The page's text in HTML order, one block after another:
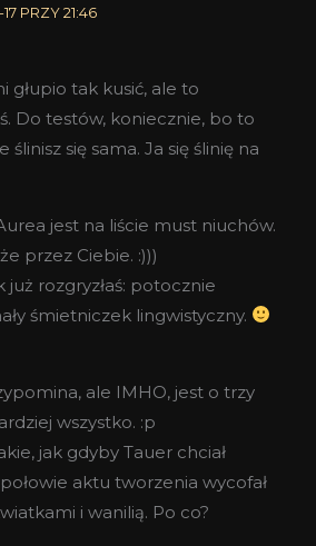
PRZY 21:46
głupio tak kusić, ale to
Do testów, koniecznie, bo to
ślinisz się sama. Ja się ślinię na
jest na liście must niuchów.
przez Ciebie. :)))
już rozgryzłaś: potocznie
śmietniczek lingwistyczny.
ale IMHO, jest o trzy
wszystko. :p
jak gdyby Tauer chciał
aktu tworzenia wycofał
i wanilią. Po co?